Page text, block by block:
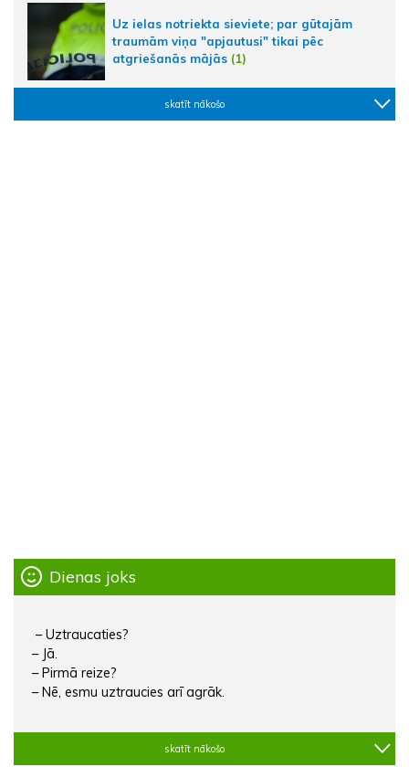
Uz ielas notriekta sieviete; par gūtajām
traumām viņa "apjautusi" tikai pēc
atgriešanās mājās (1)
skatīt nākošo
Dienas joks
– Uztraucaties?
– Jā.
– Pirmā reize?
– Nē, esmu uztraucies arī agrāk.
skatīt nākošo